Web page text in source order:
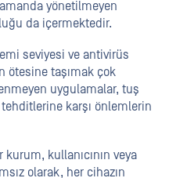
yönetilmeyen
da içermektedir.
seviyesi ve antivirüs
ötesine taşımak çok
uygulamalar, tuş
karşı önlemlerin
kurum, kullanıcının veya
olarak, her cihazın